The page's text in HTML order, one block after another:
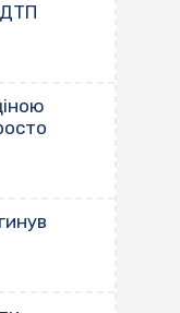
ДТП